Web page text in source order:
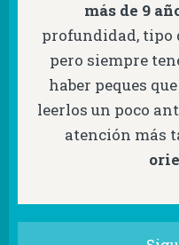
más de 9
profundidad, tipo
pero siempre
haber peques
leerlos un poco
atención más